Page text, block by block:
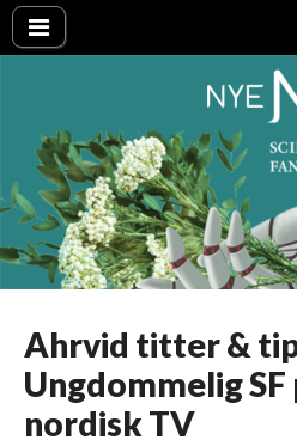
Nye
Ahrvid titter &
Ungdommelig SF
nordisk TV